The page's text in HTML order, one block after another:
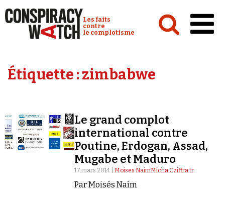
Conspiracy Watch :
Les faits
contre
le complotisme
Analyses
Vidéos
Émissions
Revues de presse
Étiquette :zimbabwe
Le grand complot
international contre
Poutine, Erdogan, Assad,
Mugabe et Maduro
17 mars 2014 | Moises NaimMicha Cziffra tr.
Par Moisés Naím